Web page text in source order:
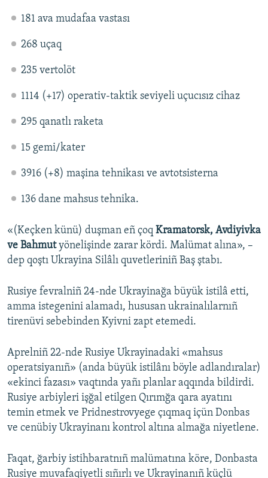
181 ava mudafaa vastası
268 uçaq
235 vertolöt
1114 (+17) operativ-taktik seviyeli uçucısız cihaz
295 qanatlı raketa
15 gemi/kater
3916 (+8) maşina tehnikası ve avtotsisterna
136 dane mahsus tehnika.
«(Keçken künü) duşman eñ çoq Kramatorsk, Avdiyivka
ve Bahmutyönelişinde zarar kördi. Malümat alına», –
dep qoştı Ukrayina Silâlı quvetleriniñ Baş ştabı.
Rusiye fevralniñ 24-nde Ukrayinağa büyük istilâ etti,
amma istegenini alamadı, hususan ukrainalılarnıñ
tirenüvi sebebinden Kyivni zapt etemedi.
Aprelniñ 22-nde Rusiye Ukrayinadaki «mahsus
operatsiyanıñ» (anda büyük istilânı böyle adlandıralar)
«ekinci fazası» vaqtında yañı planlar aqqında bildirdi.
Rusiye arbiyleri işğal etilgen Qırımğa qara ayatını
temin etmek ve Pridnestrovyege çıqmaq içün Donbas
ve cenübiy Ukrayinanı kontrol altına almağa niyetlene.
Faqat, ğarbiy istihbaratnıñ malümatına köre, Donbasta
Rusiye muvafaqiyetli sıñırlı ve Ukrayinanıñ küçlü